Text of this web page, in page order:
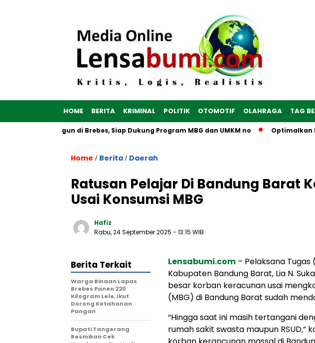
HOME BERITA KRIMINAL POLITIK OTOMOTIF OLAHRAGA TAG
Putih Dibangun di Brebes, Siap Dukung Program MBG dan UMKM no Optimalkan
Home / Berita / Daerah
Ratusan Pelajar Di Bandung Barat
Usai Konsumsi MBG
Hafiz
Rabu, 24 September 2025 - 13:15 WIB
Lensabumi.com – Pelaksana
Kabupaten Bandung Barat, Lia N.
besar korban keracunan usai
(MBG) di Bandung Barat sudah
“Hingga saat ini masih tertangani
rumah sakit swasta maupun
Berita Terkait
Warga Binaan Lapas
Brebes Panen 220
Kilogram Lele, Ikut
Dorong Ketahanan
Pangan
‎Bupati Tangerang
Resmikan Cek